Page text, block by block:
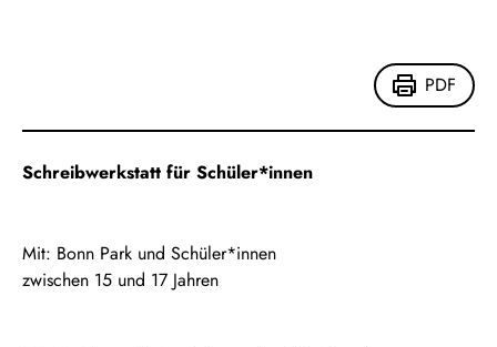
PDF
Schreibwerkstatt für Schüler*innen
Mit: Bonn Park und Schüler*innen
zwischen 15 und 17 Jahren